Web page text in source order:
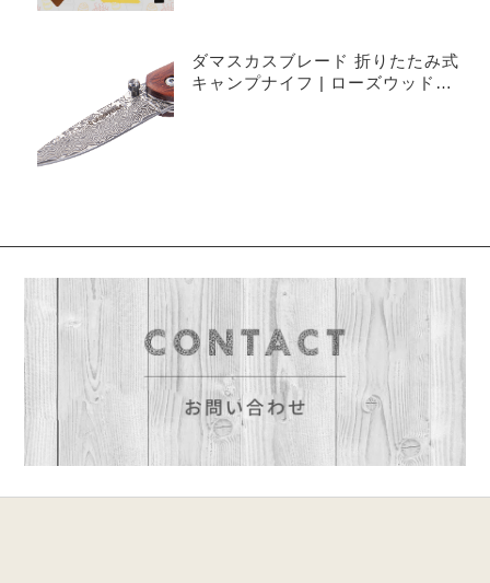
ダマスカスブレード 折りたたみ式
キャンプナイフ | ローズウッドハ